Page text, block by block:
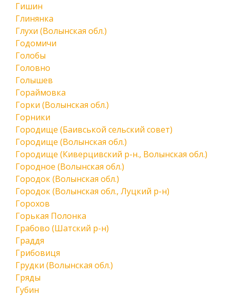
Гишин
Глинянка
Глухи (Волынская обл.)
Годомичи
Голобы
Головно
Голышев
Гораймовка
Горки (Волынская обл.)
Горники
Городище (Баивськой сельский совет)
Городище (Волынская обл.)
Городище (Киверцивский р-н., Волынская обл.)
Городное (Волынская обл.)
Городок (Волынская обл.)
Городок (Волынская обл., Луцкий р-н)
Горохов
Горькая Полонка
Грабово (Шатский р-н)
Граддя
Грибовиця
Грудки (Волынская обл.)
Гряды
Губин